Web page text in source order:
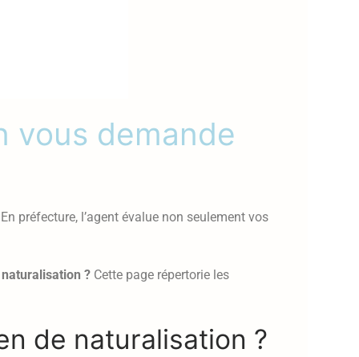
vous demande
préfecture, l’agent évalue non seulement vos
? Cette page répertorie les
de naturalisation ?